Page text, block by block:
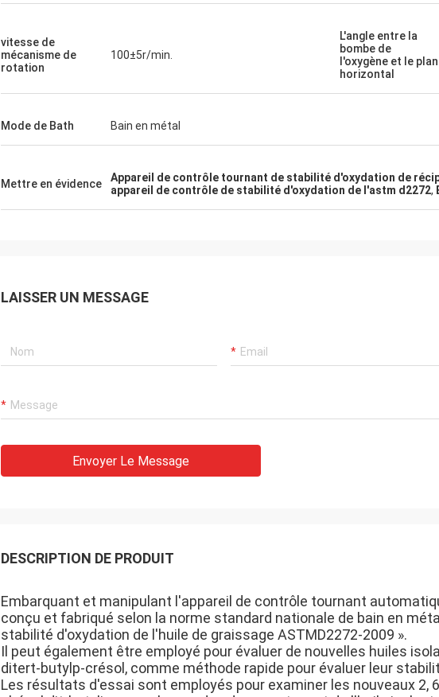
vitesse de
mécanisme de
rotation
100±5r/min.
L'angle entre la
bombe de
l'oxygène et le plan
horizontal
Mode de Bath Bain en métal
Mettre en évidence Appareil de contrôle tournant de stabilité d'oxydation de
appareil de contrôle de stabilité d'oxydation de l'astm d2272,
LAISSER UN MESSAGE
Envoyer Le Message
DESCRIPTION DE PRODUIT
Embarquant et manipulant l'appareil de contrôle tournant
conçu et fabriqué selon la norme standard nationale de bain en
stabilité d'oxydation de l'huile de graissage ASTMD2272-2009 ».
Il peut également être employé pour évaluer de nouvelles huiles
ditert-butylp-crésol, comme méthode rapide pour évaluer leur
Les résultats d'essai sont employés pour examiner les nouveaux 2,